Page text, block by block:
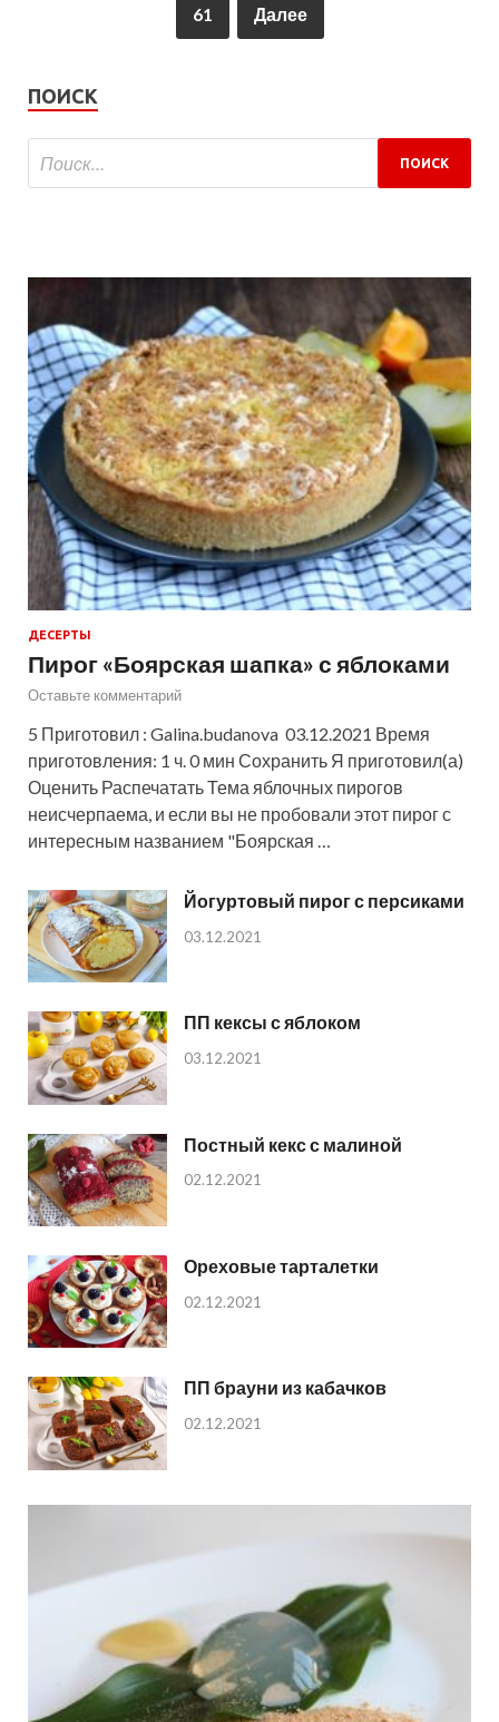
61 Далее
ПОИСК
ДЕСЕРТЫ
Пирог «Боярская шапка» с яблоками
Оставьте комментарий
5 Приготовил : Galina.budanova 03.12.2021 Время
приготовления: 1 ч. 0 мин Сохранить Я приготовил(а)
Оценить Распечатать Тема яблочных пирогов
неисчерпаема, и если вы не пробовали этот пирог с
интересным названием "Боярская …
Йогуртовый пирог с персиками
03.12.2021
ПП кексы с яблоком
03.12.2021
Постный кекс с малиной
02.12.2021
Ореховые тарталетки
02.12.2021
ПП брауни из кабачков
02.12.2021